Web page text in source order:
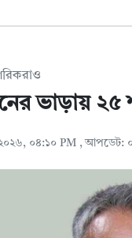
ভাড়ায় ২৫
২০২৬, ০৪:১০ PM , আপডেট: